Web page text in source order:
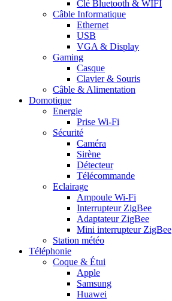
Clé Bluetooth & WIFI
Câble Informatique
Ethernet
USB
VGA & Display
Gaming
Casque
Clavier & Souris
Câble & Alimentation
Domotique
Energie
Prise Wi-Fi
Sécurité
Caméra
Sirène
Détecteur
Télécommande
Eclairage
Ampoule Wi-Fi
Interrupteur ZigBee
Adaptateur ZigBee
Mini interrupteur ZigBee
Station météo
Téléphonie
Coque & Étui
Apple
Samsung
Huawei